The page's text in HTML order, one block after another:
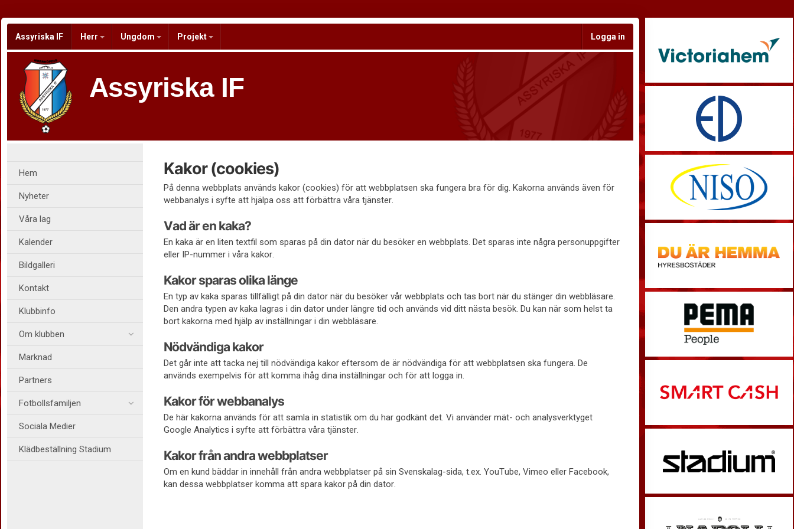
Assyriska IF Herr Ungdom Projekt Logga in
Assyriska IF
Hem
Nyheter
Våra lag
Kalender
Bildgalleri
Kontakt
Klubbinfo
Om klubben
Marknad
Partners
Fotbollsfamiljen
Sociala Medier
Klädbeställning Stadium
Kakor (cookies)
På denna webbplats används kakor (cookies) för att webbplatsen ska fungera bra för dig. Kakorna används även för
webbanalys i syfte att hjälpa oss att förbättra våra tjänster.
Vad är en kaka?
En kaka är en liten textfil som sparas på din dator när du besöker en webbplats. Det sparas inte några personuppgifter
eller IP-nummer i våra kakor.
Kakor sparas olika länge
En typ av kaka sparas tillfälligt på din dator när du besöker vår webbplats och tas bort när du stänger din webbläsare.
Den andra typen av kaka lagras i din dator under längre tid och används vid ditt nästa besök. Du kan när som helst ta
bort kakorna med hjälp av inställningar i din webbläsare.
Nödvändiga kakor
Det går inte att tacka nej till nödvändiga kakor eftersom de är nödvändiga för att webbplatsen ska fungera. De
används exempelvis för att komma ihåg dina inställningar och för att logga in.
Kakor för webbanalys
De här kakorna används för att samla in statistik om du har godkänt det. Vi använder mät- och analysverktyget
Google Analytics i syfte att förbättra våra tjänster.
Kakor från andra webbplatser
Om en kund bäddar in innehåll från andra webbplatser på sin Svenskalag-sida, t.ex. YouTube, Vimeo eller Facebook,
kan dessa webbplatser komma att spara kakor på din dator.